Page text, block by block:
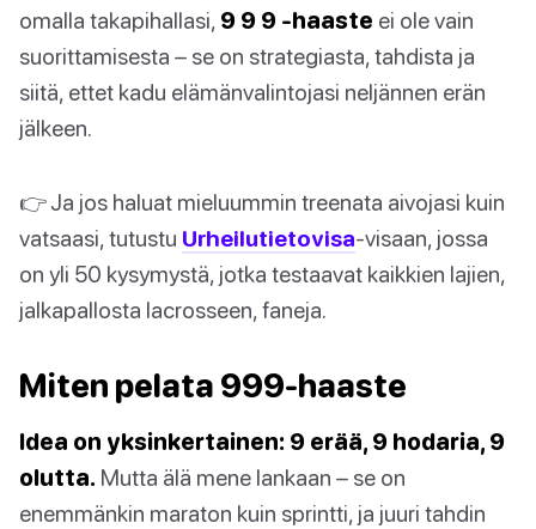
omalla takapihallasi, 9 9 9 -haaste ei ole vain
suorittamisesta – se on strategiasta, tahdista ja
siitä, ettet kadu elämänvalintojasi neljännen erän
jälkeen.
👉 Ja jos haluat mieluummin treenata aivojasi kuin
vatsaasi, tutustu Urheilutietovisa-visaan, jossa
on yli 50 kysymystä, jotka testaavat kaikkien lajien,
jalkapallosta lacrosseen, faneja.
Miten pelata 999-haaste
Idea on yksinkertainen: 9 erää, 9 hodaria, 9
olutta. Mutta älä mene lankaan – se on
enemmänkin maraton kuin sprintti, ja juuri tahdin